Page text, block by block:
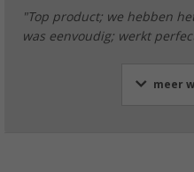
"Top product; we hebben
was eenvoudig; werkt
meer